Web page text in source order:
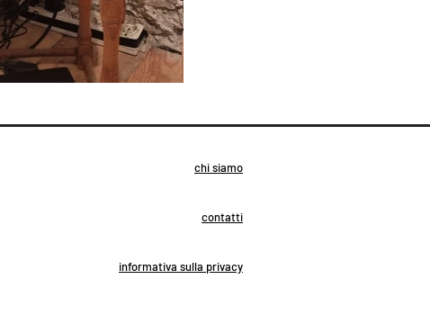
chi siamo
contatti
informativa sulla privacy